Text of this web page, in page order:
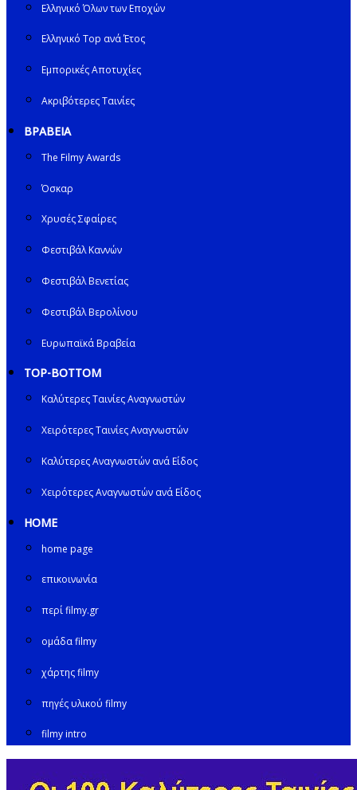
Ελληνικό Όλων των Εποχών
Ελληνικό Top ανά Έτος
Εμπορικές Αποτυχίες
Ακριβότερες Ταινίες
ΒΡΑΒΕΙΑ
The Filmy Awards
Όσκαρ
Χρυσές Σφαίρες
Φεστιβάλ Καννών
Φεστιβάλ Βενετίας
Φεστιβάλ Βερολίνου
Ευρωπαϊκά Βραβεία
TOP-BOTTOM
Καλύτερες Ταινίες Αναγνωστών
Χειρότερες Ταινίες Αναγνωστών
Καλύτερες Αναγνωστών ανά Είδος
Χειρότερες Αναγνωστών ανά Είδος
HOME
home page
επικοινωνία
περί filmy.gr
ομάδα filmy
χάρτης filmy
πηγές υλικού filmy
filmy intro